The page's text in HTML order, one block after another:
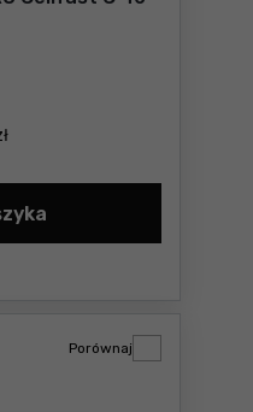
IDEAL PRO
Porównaj